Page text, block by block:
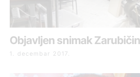
Objavljen snimak
1. decembar 2017.